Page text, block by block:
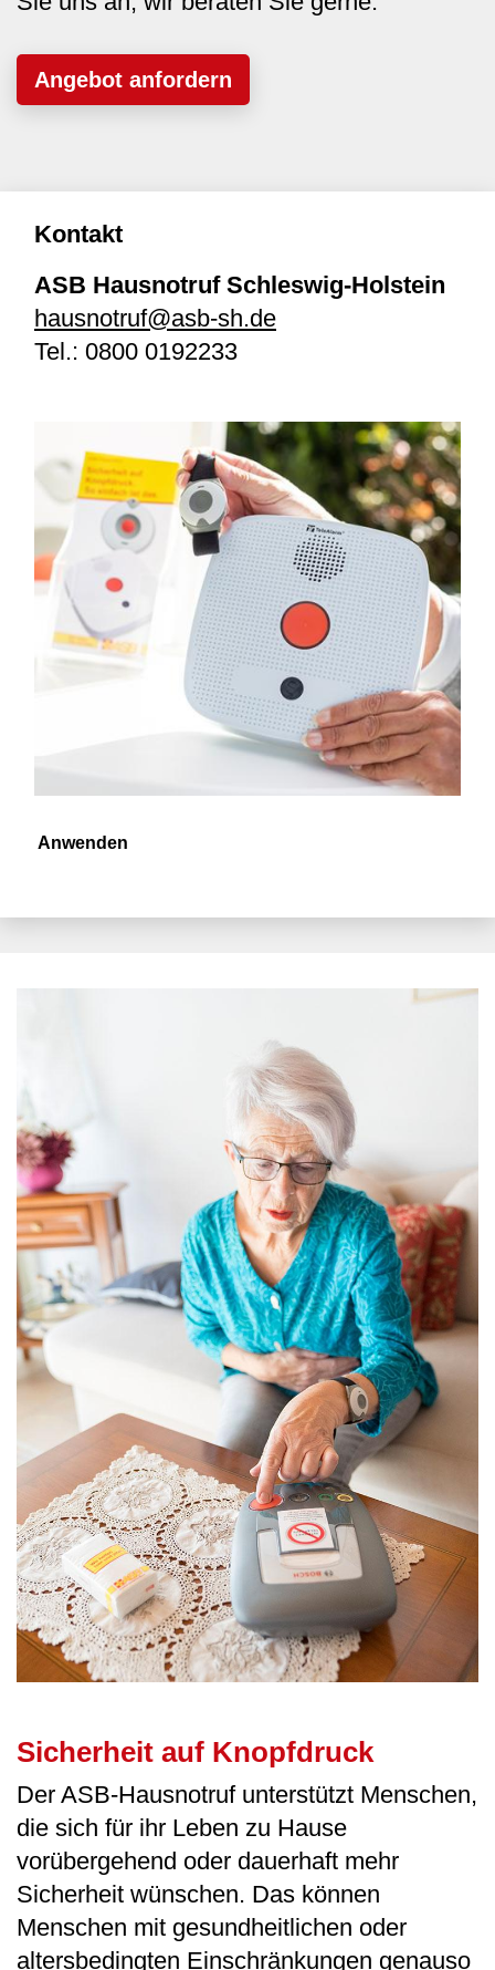
Angebot anfordern
Kontakt
ASB Hausnotruf Schleswig-Holstein
hausnotruf@asb-sh.de
Tel.: 0800 0192233
Sicherheit auf Knopfdruck
Der ASB-Hausnotruf unterstützt Menschen,
die sich für ihr Leben zu Hause
vorübergehend oder dauerhaft mehr
Sicherheit wünschen. Das können
Menschen mit gesundheitlichen oder
altersbedingten Einschränkungen genauso